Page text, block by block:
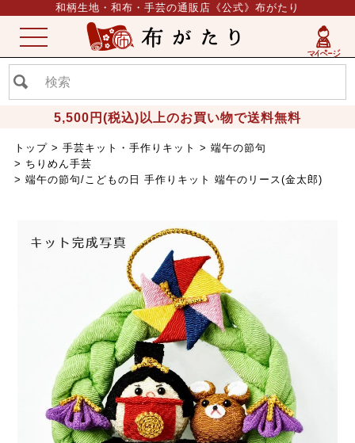
和柄生地・和布・手芸の通販店《公式》布がたり
5,500円(税込)以上のお買い物で送料無料
ME
NU
トップ 手芸キット・手作りキット
端午の節句
ちりめん手芸
端午の節句/こどもの日 手作りキット 端午のリース(金太郎)